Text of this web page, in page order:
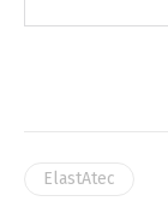
ElastAtec